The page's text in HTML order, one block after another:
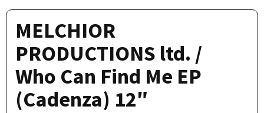
MELCHIOR
PRODUCTIONS ltd. /
Who Can Find Me EP
(Cadenza) 12″